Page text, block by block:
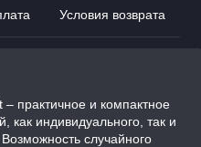
Условия возврата
практичное и компактное
индивидуального, так и
случайного